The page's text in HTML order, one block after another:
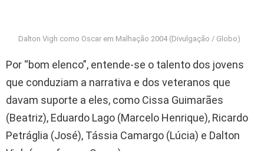
Dalton Vigh como Oscar em Malhação 2004 (Divulgação / Globo)
Por “bom elenco”, entende-se o talento dos jovens
que conduziam a narrativa e dos veteranos que
davam suporte a eles, como Cissa Guimarães
(Beatriz), Eduardo Lago (Marcelo Henrique), Ricardo
Petráglia (José), Tássia Camargo (Lúcia) e Dalton